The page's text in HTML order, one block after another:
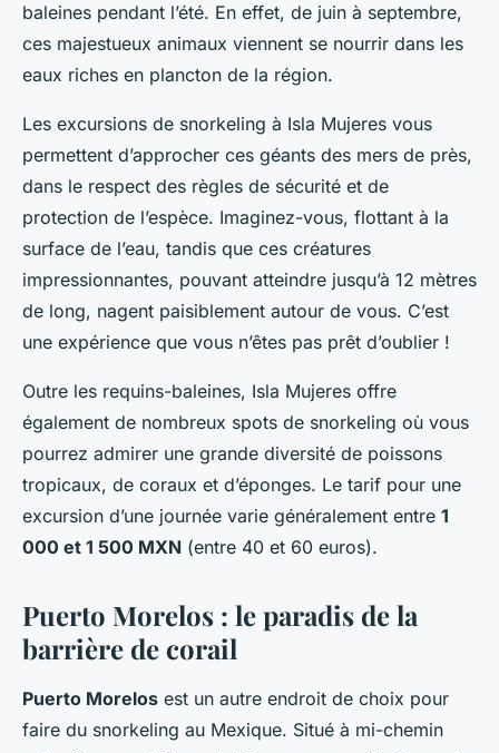
baleines pendant l’été. En effet, de juin à septembre,
ces majestueux animaux viennent se nourrir dans les
eaux riches en plancton de la région.
Les excursions de snorkeling à Isla Mujeres vous
permettent d’approcher ces géants des mers de près,
dans le respect des règles de sécurité et de
protection de l’espèce. Imaginez-vous, flottant à la
surface de l’eau, tandis que ces créatures
impressionnantes, pouvant atteindre jusqu’à 12 mètres
de long, nagent paisiblement autour de vous. C’est
une expérience que vous n’êtes pas prêt d’oublier !
Outre les requins-baleines, Isla Mujeres offre
également de nombreux spots de snorkeling où vous
pourrez admirer une grande diversité de poissons
tropicaux, de coraux et d’éponges. Le tarif pour une
excursion d’une journée varie généralement entre 1
000 et 1 500 MXN (entre 40 et 60 euros).
Puerto Morelos : le paradis de la
barrière de corail
Puerto Morelos est un autre endroit de choix pour
faire du snorkeling au Mexique. Situé à mi-chemin